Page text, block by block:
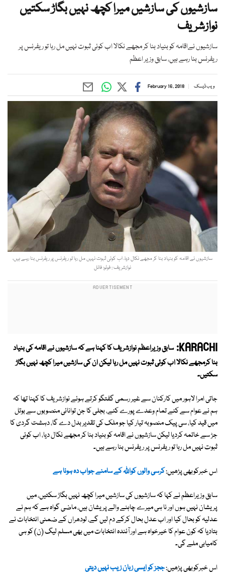
سازشیوں کی سازشیں میرا کچھ نہیں بگاڑ سکتیں
نوازشریف
سازشیوں نےاقامہ کو بنیاد بنا کر مجھے نکالا اب کوئی ثبوت نہیں مل رہا تو ریفرنس پر
ریفرنس بنا رہے ہیں، سابق وزیر اعظم
ویب ڈیسک February 16, 2018
سازشیوں نے اقامہ کو بنیاد بنا کر مجھے نکال دیا، اب کوئی ثبوت نہیں مل رہا تو ریفرنس پر ریفرنس بنا رہے ہیں،
نوازشریف : فوٹو: فائل
KARACHI: سابق وزیراعظم نوازشریف کا کہنا ہے کہ سازشیوں نے اقامہ کی بنیاد
بنا کرمجھے نکالا اب کوئی ثبوت نہیں مل رہا لیکن ان کی سازشیں میرا کچھ نہیں بگاڑ
سکتیں۔
جاتی امرا لاہور میں کارکنان سے غیر رسمی گفتگو کرتے ہوئے نوازشریف کا کہنا تھا کہ
ہم نے عوام سے کئے تمام وعدے پورے کئے، بجلی کا جن توانائی منصوبوں سے بوتل
میں قید کیا، سی پیک منصوبہ تیار کیا جو ملک کی تقدیر بدل دے گا، دہشت گردی کا
جڑ سے خاتمہ کردیا لیکن سازشیوں نے اقامہ کو بنیاد بنا کر مجھے نکال دیا، اب کوئی
ثبوت نہیں مل رہا تو ریفرنس پر ریفرنس بنا رہے ہیں۔
اس خبرکوبھی پڑھیں:کرسی والوں کواللہ کے سامنے جواب دہ ہونا ہے
سابق وزیراعظم نے کہا کہ سازشیوں کی سازشیں میرا کچھ نہیں بگاڑ سکتیں، میں
پریشان نہیں ہوں اور نا ہی میرے چاہنے والے پریشان ہیں، ماضی گواہ ہے کہ ہم نے
عدلیہ کو بحال کیا اور اب عدل بحال کرکے دم لیں گے، لودھراں کے ضمنی انتخابات نے
بتادیا کہ کون عوام کا خیرخواہ ہے اور آئندہ انتخابات میں بھی مسلم لیگ (ن) کو ہی
کامیابی ملے گی۔
اس خبرکوبھی پڑھیں:ججز کو ایسی زبان زیب نہیں دیتی